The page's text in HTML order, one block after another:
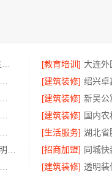
[教育培训]
[建筑装修]
[建筑装修]
[建筑装修]
[生活服务]
[招商加盟]
[建筑装修]